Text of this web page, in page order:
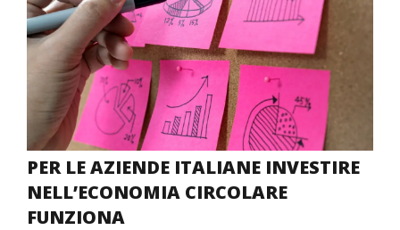
PER LE AZIENDE ITALIANE INVESTIRE
NELL’ECONOMIA CIRCOLARE
FUNZIONA